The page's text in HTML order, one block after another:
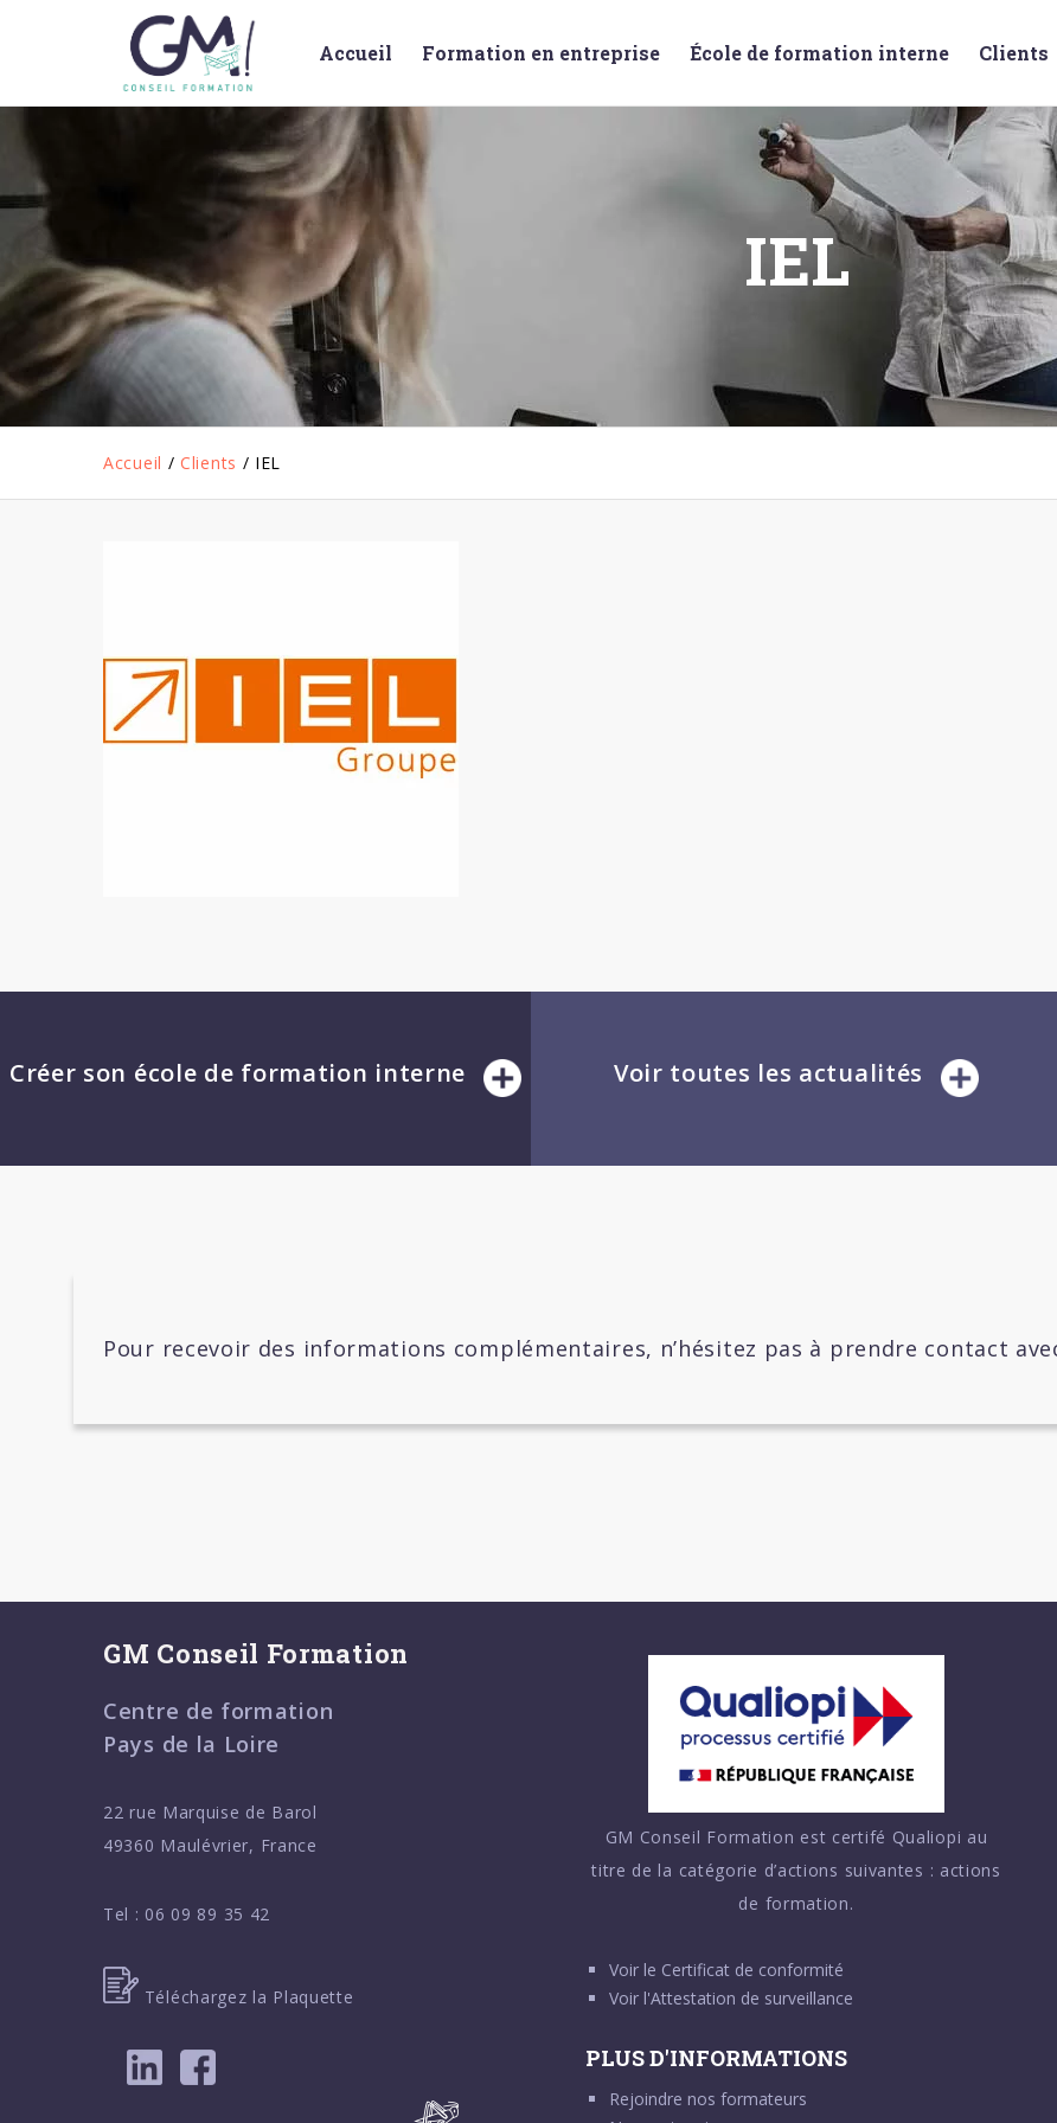
Accueil Formation en entreprise École de formation interne Clients
IEL
Accueil /Clients / IEL
Créer son école de formation interne Voir toutes les actualités
Pour recevoir des informations complémentaires, n’hésitez pas à prendre contact
GM Conseil Formation
Centre de formation
Pays de la Loire
22 rue Marquise de Barol
49360 Maulévrier, France
Tel : 06 09 89 35 42
Téléchargez la Plaquette
GM Conseil Formation est certifé Qualiopi au
titre de la catégorie d’actions suivantes : actions
de formation.
Voir le Certificat de conformité
Voir l'Attestation de surveillance
PLUS D'INFORMATIONS
Rejoindre nos formateurs